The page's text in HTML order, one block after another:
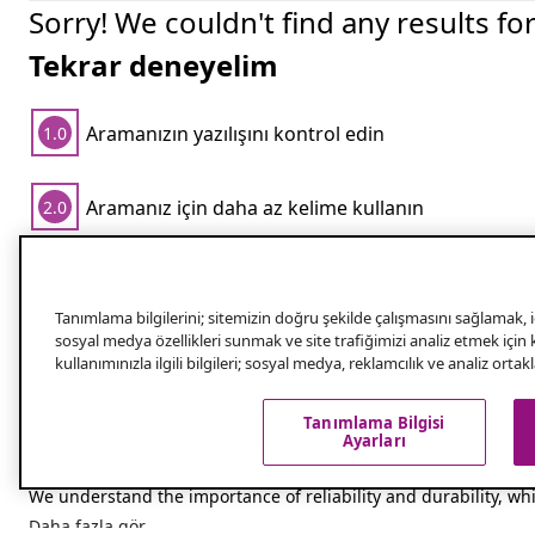
Sorry! We couldn't find any results
Tekrar deneyelim
1.0 Aramanızın yazılışını kontrol edin
2.0 Aramanız için daha az kelime kullanın
From shower spares to shower fittings and cabins – at
hose or smaller shower spare parts for a repair, you can
parts like shower heads, hoses, and brackets. These high-
We understand the importance of reliability and durability,
Daha fazla gör
Tanımlama bilgilerini; sitemizin doğru şekilde çalışmasını
sosyal medya özellikleri sunmak ve site trafiğimizi analiz etmek için
kullanımınızla ilgili bilgileri; sosyal medya, reklamcılık ve analiz
Tanımlama Bilgisi
Ayarları